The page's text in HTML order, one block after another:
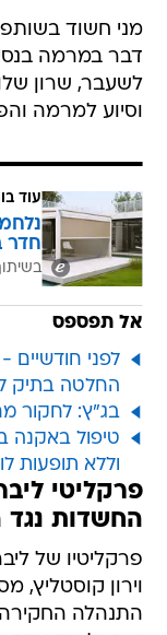
מני חשוד
דבר במרמה
לשעבר, שרון
וסיוע למרמה
עוד
חדר
אל תפספס
לפני
החלטה בתיק
בג"ץ: לחקור
טיפול באקנה
וללא תופעות
פרקליטי
החשדות
פרקליטיו של
התנהלה